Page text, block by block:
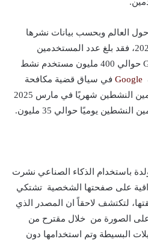
العالم وبحسب بيانات نشرها
في مايو 2025، فقد بلغ عدد المستخدمين
النشطين شهريًا لتطبيق Gemini حوالي 400 مليون مستخدم نشط
Google في سياق قضية مكافحة
الاحتكار أفاد بأن عدد المستخدمين النشطين شهريًا في مارس 2025
باستخدام الذكاء الصناعي نشرت
على صفحتها الشخصية تشتكي
لتكتشف لاحقاً ان المصدر الذي
الصورة من خلال مقترح من
البسيطة وتم استخدامها دون